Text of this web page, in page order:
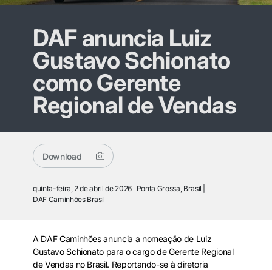
DAF anuncia Luiz
Gustavo Schionato
como Gerente
Regional de Vendas
Download
quinta-feira, 2 de abril de 2026
Ponta Grossa, Brasil
DAF Caminhões Brasil
A DAF Caminhões anuncia a nomeação de Luiz
Gustavo Schionato para o cargo de Gerente Regional
de Vendas no Brasil. Reportando-se à diretoria